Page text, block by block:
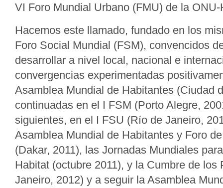
VI Foro Mundial Urbano (FMU) de la
Hacemos este llamado, fundado en los
Foro Social Mundial (FSM), convencidos
desarrollar a nivel local, nacional e
convergencias experimentadas
Asamblea Mundial de Habitantes (Ciudad
continuadas en el I FSM (Porto Alegre,
siguientes, en el I FSU (Río de Janeiro,
Asamblea Mundial de Habitantes y Foro
(Dakar, 2011), las Jornadas Mundiales
Habitat (octubre 2011), y la Cumbre de los
Janeiro, 2012) y a seguir la Asamblea